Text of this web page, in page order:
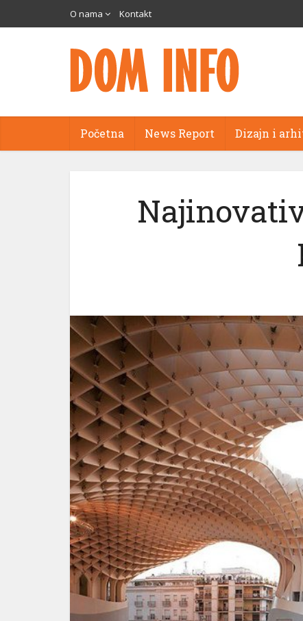
O nama Kontakt
Početna News Report Dizajn i